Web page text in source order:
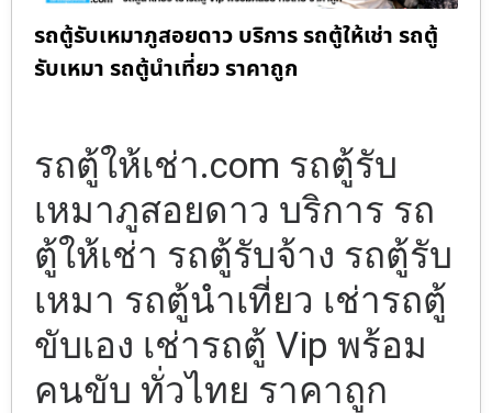
รถตู้รับเหมาภูสอยดาว บริการ รถตู้ให้เช่า รถตู้
รับเหมา รถตู้นำเที่ยว ราคาถูก
รถตู้ให้เช่า.com รถตู้รับ
เหมาภูสอยดาว บริการ รถ
ตู้ให้เช่า รถตู้รับจ้าง รถตู้รับ
เหมา รถตู้นำเที่ยว เช่ารถตู้
ขับเอง เช่ารถตู้ Vip พร้อม
คนขับ ทั่วไทย ราคาถูก